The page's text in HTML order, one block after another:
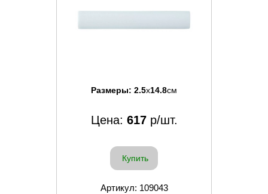
Размеры: 2.5x14.8см
Цена: 617р/шт.
Купить
Артикул: 109043